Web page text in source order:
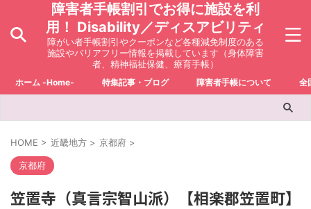
障害者手帳割引でお得に施設を利
用！ Disability／ディスアビリティ
障がい者手帳割引やクーポンなど各種減免制度のある
施設やバリアフリー情報を掲載しています（身体障害
者、精神福祉保健、療育手帳）
ホーム -Home- 特集記事・ブログ 障害者手帳について 全
HOME > 近畿地方 > 京都府 >
京都府
笠置寺（真言宗智山派）【相楽郡笠置町】